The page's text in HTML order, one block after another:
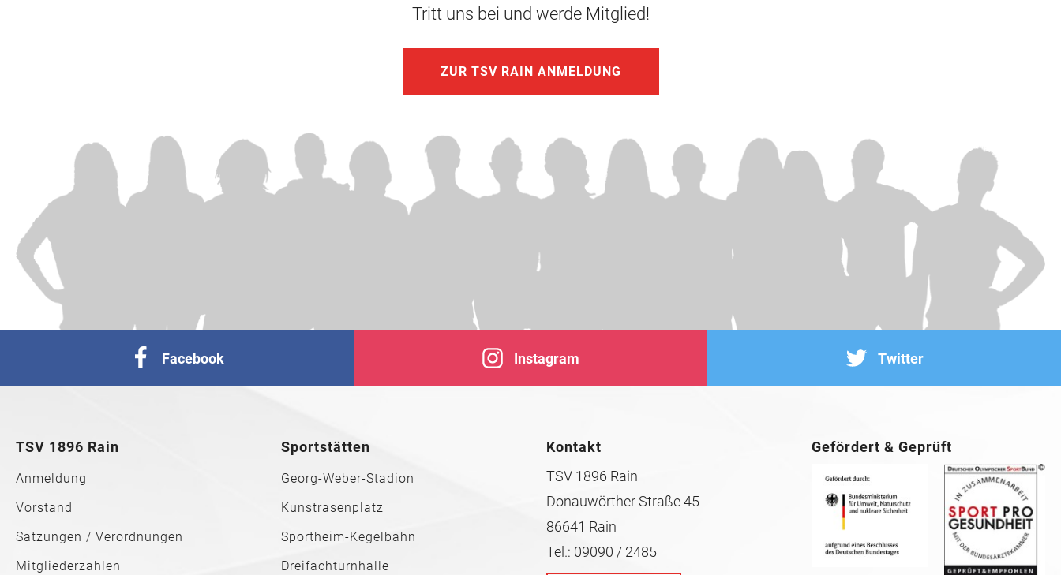
Tritt uns bei und werde Mitglied!
ZUR TSV RAIN ANMELDUNG
Facebook Instagram Twitter
TSV 1896 Rain
Anmeldung
Vorstand
Satzungen / Verordnungen
Mitgliederzahlen
Sportstätten
Georg-Weber-Stadion
Kunstrasenplatz
Sportheim-Kegelbahn
Dreifachturnhalle
Kontakt
TSV 1896 Rain
Donauwörther Straße 45
86641 Rain
Tel.: 09090 / 2485
Gefördert & Geprüft